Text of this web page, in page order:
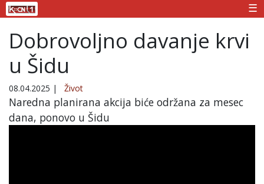
☰
Dobrovoljno davanje krvi
u Šidu
08.04.2025 | Život
Naredna planirana akcija biće održana za mesec
dana, ponovo u Šidu